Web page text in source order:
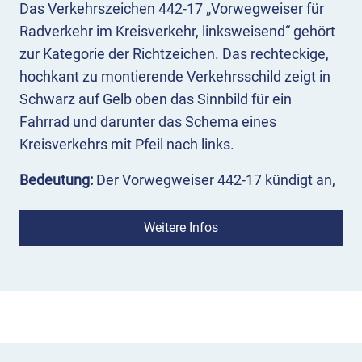
Das Verkehrszeichen 442-17 „Vorwegweiser für
Radverkehr im Kreisverkehr, linksweisend“ gehört
zur Kategorie der Richtzeichen. Das rechteckige,
hochkant zu montierende Verkehrsschild zeigt in
Schwarz auf Gelb oben das Sinnbild für ein
Fahrrad und darunter das Schema eines
Kreisverkehrs mit Pfeil nach links.
Bedeutung: Der Vorwegweiser 442-17 kündigt an,
demnächst durch den Kreisverkehr nach links
führt.
Weitere Infos